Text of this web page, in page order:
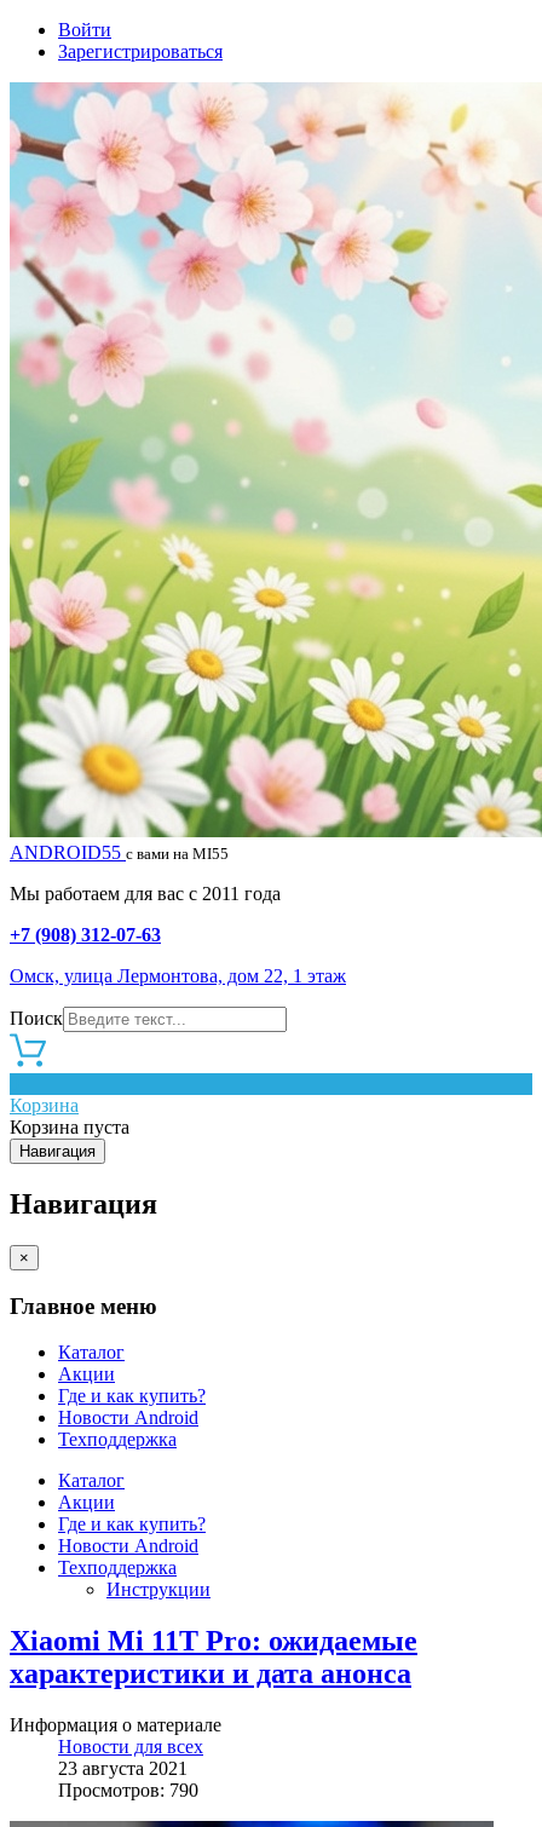
Войти
Зарегистрироваться
ANDROID55 с вами на MI55
Мы работаем для вас с 2011 года
+7 (908) 312-07-63
Омск, улица Лермонтова, дом 22, 1 этаж
Поиск
Корзина
Корзина пуста
Навигация
Навигация
×
Главное меню
Каталог
Акции
Где и как купить?
Новости Android
Техподдержка
Каталог
Акции
Где и как купить?
Новости Android
Техподдержка
Инструкции
Xiaomi Mi 11T Pro: ожидаемые
характеристики и дата анонса
Информация о материале
Новости для всех
23 августа 2021
Просмотров: 790